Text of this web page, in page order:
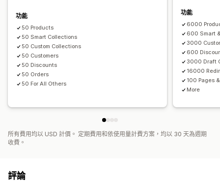
功能
50 Products
50 Smart Collections
50 Custom Collections
50 Customers
50 Discounts
50 Orders
50 For All Others
功能
6000
600 Smart
3000
600
3000 Draft
16000
100 Pages
More
所有費用均以 USD 計價。 定期費用和依使用量計費方案，均以 30 天為週期
收費。
評論